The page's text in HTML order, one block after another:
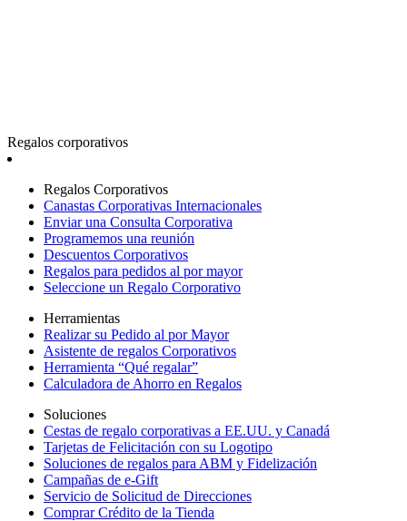
Regalos corporativos
Regalos Corporativos
Canastas Corporativas Internacionales
Enviar una Consulta Corporativa
Programemos una reunión
Descuentos Corporativos
Regalos para pedidos al por mayor
Seleccione un Regalo Corporativo
Herramientas
Realizar su Pedido al por Mayor
Asistente de regalos Corporativos
Herramienta “Qué regalar”
Calculadora de Ahorro en Regalos
Soluciones
Cestas de regalo corporativas a EE.UU. y Canadá
Tarjetas de Felicitación con su Logotipo
Soluciones de regalos para ABM y Fidelización
Campañas de e-Gift
Servicio de Solicitud de Direcciones
Comprar Crédito de la Tienda